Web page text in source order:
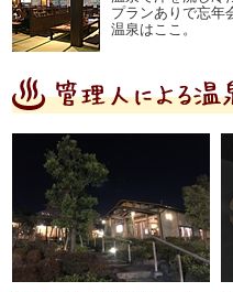
プランありで忘年
温泉はここ。